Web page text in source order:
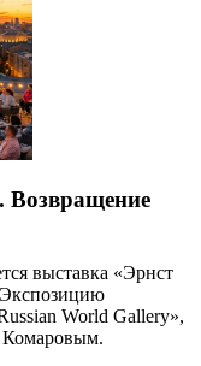
Возвращение
выставка «Эрнст
World Gallery»,
Комаровым.